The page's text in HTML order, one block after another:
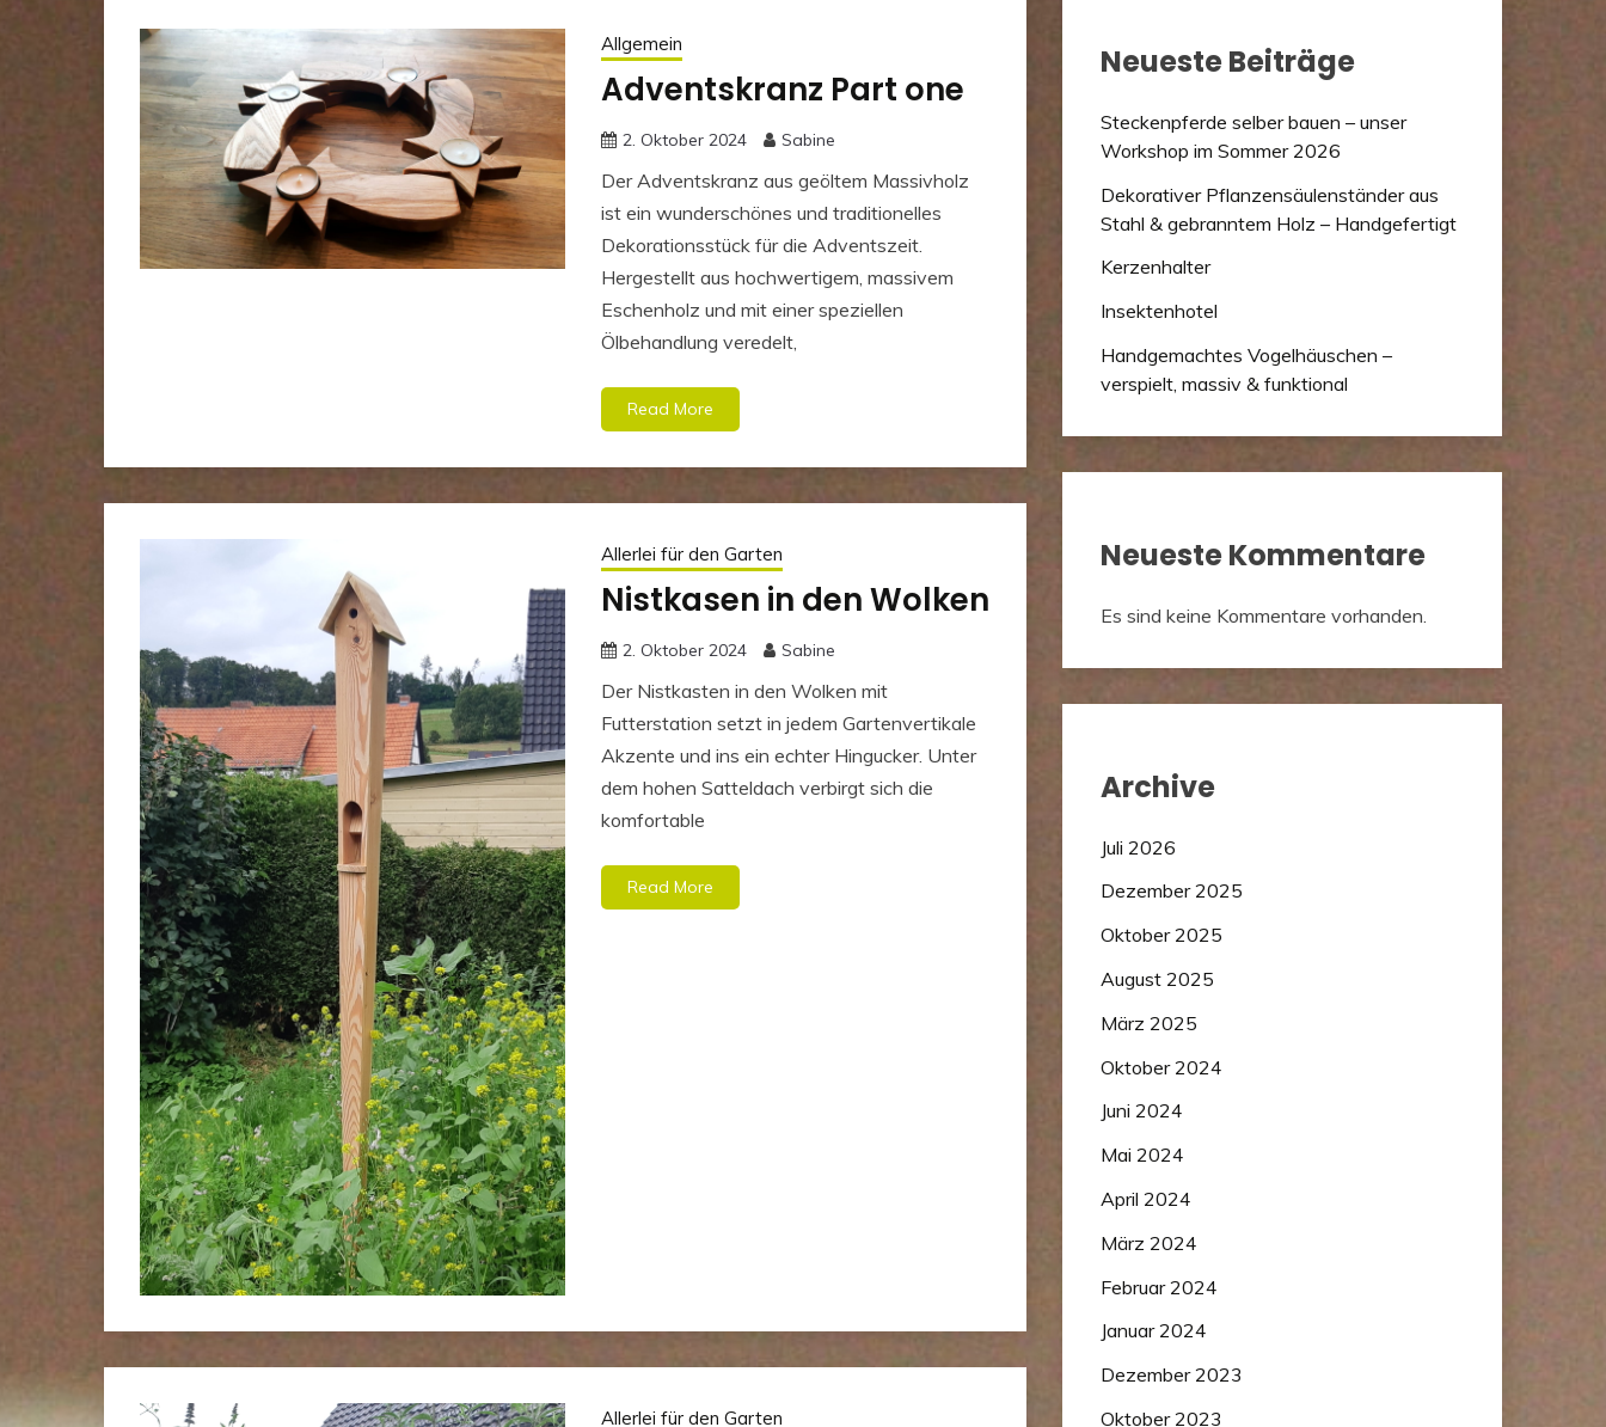
Allgemein
Adventskranz Part one
2. Oktober 2024 Sabine
Der Adventskranz aus geöltem Massivholz
ist ein wunderschönes und traditionelles
Dekorationsstück für die Adventszeit.
Hergestellt aus hochwertigem, massivem
Eschenholz und mit einer speziellen
Ölbehandlung veredelt,
Read More
Allerlei für den Garten
Nistkasen in den Wolken
2. Oktober 2024 Sabine
Der Nistkasten in den Wolken mit
Futterstation setzt in jedem Gartenvertikale
Akzente und ins ein echter Hingucker. Unter
dem hohen Satteldach verbirgt sich die
komfortable
Read More
Allerlei für den Garten
Neueste Beiträge
Steckenpferde selber bauen – unser
Workshop im Sommer 2026
Dekorativer Pflanzensäulenständer aus
Stahl & gebranntem Holz – Handgefertigt
Kerzenhalter
Insektenhotel
Handgemachtes Vogelhäuschen –
verspielt, massiv & funktional
Neueste Kommentare
Es sind keine Kommentare vorhanden.
Archive
Juli 2026
Dezember 2025
Oktober 2025
August 2025
März 2025
Oktober 2024
Juni 2024
Mai 2024
April 2024
März 2024
Februar 2024
Januar 2024
Dezember 2023
Oktober 2023